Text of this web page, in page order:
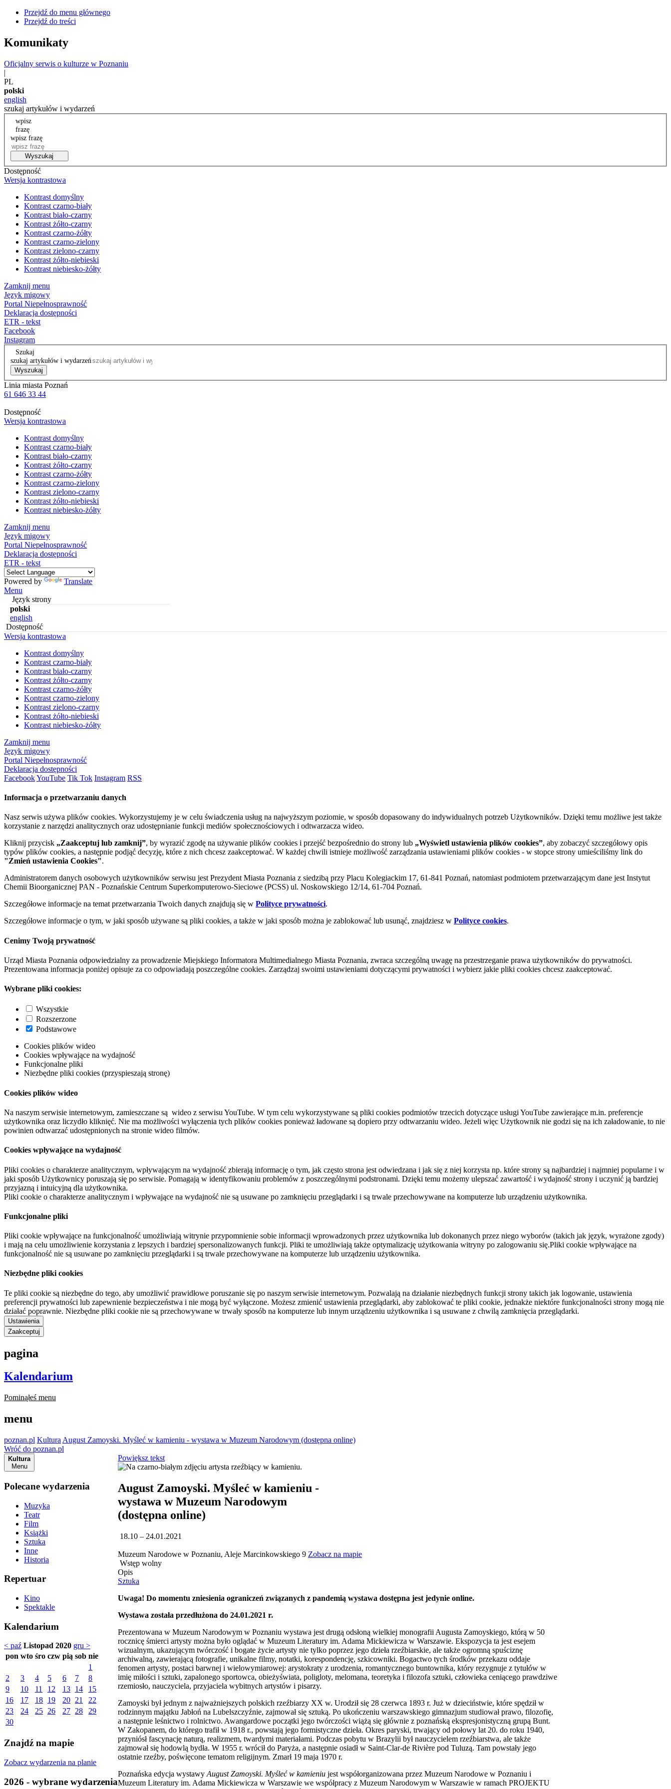
Przejdź do menu głównego
Przejdź do treści
Komunikaty
Oficjalny serwis o kulturze w Poznaniu
|
PL
polski
english
szukaj artykułów i wydarzeń
wpisz
frazę
wpisz frazę
Wyszukaj
Dostępność
Wersja kontrastowa
Kontrast domyślny
Kontrast czarno-biały
Kontrast biało-czarny
Kontrast żółto-czarny
Kontrast czarno-żółty
Kontrast czarno-zielony
Kontrast zielono-czarny
Kontrast żółto-niebieski
Kontrast niebiesko-żółty
Zamknij menu
Język migowy
Portal Niepełnosprawność
Deklaracja dostępności
ETR - tekst
Facebook
Instagram
Szukaj
szukaj artykułów i wydarzeń
Wyszukaj
Linia miasta Poznań
61 646 33 44
Dostępność
Wersja kontrastowa
Kontrast domyślny
Kontrast czarno-biały
Kontrast biało-czarny
Kontrast żółto-czarny
Kontrast czarno-żółty
Kontrast czarno-zielony
Kontrast zielono-czarny
Kontrast żółto-niebieski
Kontrast niebiesko-żółty
Zamknij menu
Język migowy
Portal Niepełnosprawność
Deklaracja dostępności
ETR - tekst
Powered by
Translate
Menu
Język strony
polski
english
Dostępność
Wersja kontrastowa
Kontrast domyślny
Kontrast czarno-biały
Kontrast biało-czarny
Kontrast żółto-czarny
Kontrast czarno-żółty
Kontrast czarno-zielony
Kontrast zielono-czarny
Kontrast żółto-niebieski
Kontrast niebiesko-żółty
Zamknij menu
Język migowy
Portal Niepełnosprawność
Deklaracja dostępności
FacebookYouTube Tik Tok Instagram RSS
Informacja o przetwarzaniu danych
Nasz serwis używa plików cookies. Wykorzystujemy je w celu świadczenia usług na najwyższym poziomie, w sposób dopasowany do indywidualnych potrzeb Użytkowników. Dzięki temu możliwe jest także
korzystanie z narzędzi analitycznych oraz udostępnianie funkcji mediów społecznościowych i odtwarzacza wideo.
Kliknij przycisk „Zaakceptuj lub zamknij”, by wyrazić zgodę na używanie plików cookies i przejść bezpośrednio do strony lub „Wyświetl ustawienia plików cookies”, aby zobaczyć szczegółowy opis
typów plików cookies, a następnie podjąć decyzję, które z nich chcesz zaakceptować. W każdej chwili istnieje możliwość zarządzania ustawieniami plików cookies - w stopce strony umieściliśmy link do
"Zmień ustawienia Cookies".
Administratorem danych osobowych użytkowników serwisu jest Prezydent Miasta Poznania z siedzibą przy Placu Kolegiackim 17, 61-841 Poznań, natomiast podmiotem przetwarzającym dane jest Instytut
Chemii Bioorganicznej PAN - Poznańskie Centrum Superkomputerowo-Sieciowe (PCSS) ul. Noskowskiego 12/14, 61-704 Poznań.
Szczegółowe informacje na temat przetwarzania Twoich danych znajdują się w Polityce prywatności.
Szczegółowe informacje o tym, w jaki sposób używane są pliki cookies, a także w jaki sposób można je zablokować lub usunąć, znajdziesz w Polityce cookies.
Cenimy Twoją prywatność
Urząd Miasta Poznania odpowiedzialny za prowadzenie Miejskiego Informatora Multimedialnego Miasta Poznania, zwraca szczególną uwagę na przestrzeganie prawa użytkowników do prywatności.
Prezentowana informacja poniżej opisuje za co odpowiadają poszczególne cookies. Zarządzaj swoimi ustawieniami dotyczącymi prywatności i wybierz jakie pliki cookies chcesz zaakceptować.
Wybrane pliki cookies:
Wszystkie
Rozszerzone
Podstawowe
Cookies plików wideo
Cookies wpływające na wydajność
Funkcjonalne pliki
Niezbędne pliki cookies (przyspieszają stronę)
Cookies plików wideo
Na naszym serwisie internetowym, zamieszczane są wideo z serwisu YouTube. W tym celu wykorzystywane są pliki cookies podmiotów trzecich dotyczące usługi YouTube zawierające m.in. preferencje
użytkownika oraz liczydło kliknięć. Nie ma możliwości wyłączenia tych plików cookies ponieważ ładowane są dopiero przy odtwarzaniu wideo. Jeżeli więc Użytkownik nie godzi się na ich załadowanie, to nie
powinien odtwarzać udostępnionych na stronie wideo filmów.
Cookies wpływające na wydajność
Pliki cookies o charakterze analitycznym, wpływającym na wydajność zbierają informację o tym, jak często strona jest odwiedzana i jak się z niej korzysta np. które strony są najbardziej i najmniej popularne i w
jaki sposób Użytkownicy poruszają się po serwisie. Pomagają w identyfikowaniu problemów z poszczególnymi podstronami. Dzięki temu możemy ulepszać zawartość i wydajność strony i uczynić ją bardziej
przyjazną i intuicyjną dla użytkownika.
Pliki cookie o charakterze analitycznym i wpływające na wydajność nie są usuwane po zamknięciu przeglądarki i są trwale przechowywane na komputerze lub urządzeniu użytkownika.
Funkcjonalne pliki
Pliki cookie wpływające na funkcjonalność umożliwiają witrynie przypomnienie sobie informacji wprowadzonych przez użytkownika lub dokonanych przez niego wyborów (takich jak język, wyrażone zgody)
i mają na celu umożliwienie korzystania z lepszych i bardziej spersonalizowanych funkcji. Pliki te umożliwiają także optymalizację użytkowania witryny po zalogowaniu się.Pliki cookie wpływające na
funkcjonalność nie są usuwane po zamknięciu przeglądarki i są trwale przechowywane na komputerze lub urządzeniu użytkownika.
Niezbędne pliki cookies
Te pliki cookie są niezbędne do tego, aby umożliwić prawidłowe poruszanie się po naszym serwisie internetowym. Pozwalają na działanie niezbędnych funkcji strony takich jak logowanie, ustawienia
preferencji prywatności lub zapewnienie bezpieczeństwa i nie mogą być wyłączone. Możesz zmienić ustawienia przeglądarki, aby zablokować te pliki cookie, jednakże niektóre funkcjonalności strony mogą nie
działać poprawnie. Niezbędne pliki cookie nie są przechowywane w trwały sposób na komputerze lub innym urządzeniu użytkownika i są usuwane z chwilą zamknięcia przeglądarki.
Ustawienia
Zaakceptuj
pagina
Kalendarium
Pominąłeś menu
menu
poznan.pl Kultura August Zamoyski. Myśleć w kamieniu - wystawa w Muzeum Narodowym (dostępna online)
Wróć do poznan.pl
Kultura
Menu
Polecane wydarzenia
Muzyka
Teatr
Film
Książki
Sztuka
Inne
Historia
Repertuar
Kino
Spektakle
Kalendarium
< paź Listopad 2020 gru >
pon wto śro czw pią sob nie
1
2
3 4 5 6 7
8
9
10 11 12 13 14
15
16
17 18 19 20 21
22
23
24 25 26 27 28
29
30
Znajdź na mapie
Zobacz wydarzenia na planie
2026 - wybrane wydarzenia
Powiększ tekst
August Zamoyski. Myśleć w kamieniu -
wystawa w Muzeum Narodowym
(dostępna online)
18.10 – 24.01.2021
Muzeum Narodowe w Poznaniu, Aleje Marcinkowskiego 9 Zobacz na mapie
Wstęp wolny
Opis
Sztuka
Uwaga! Do momentu zniesienia ograniczeń związanych z pandemią wystawa dostępna jest jedynie online.
Wystawa została przedłużona do 24.01.2021 r.
Prezentowana w Muzeum Narodowym w Poznaniu wystawa jest drugą odsłoną wielkiej monografii Augusta Zamoyskiego, którą w 50
rocznicę śmierci artysty można było oglądać w Muzeum Literatury im. Adama Mickiewicza w Warszawie. Ekspozycja ta jest esejem
wizualnym, ukazującym twórczość i bogate życie artysty nie tylko poprzez jego dzieła rzeźbiarskie, ale także ogromną spuściznę
archiwalną, zawierającą fotografie, unikalne filmy, notatki, korespondencję, szkicowniki. Bogactwo tych środków przekazu oddaje
fenomen artysty, postaci barwnej i wielowymiarowej: arystokraty z urodzenia, romantycznego buntownika, który rezygnuje z tytułów w
imię miłości i sztuki, zapalonego sportowca, obieżyświata, poligloty, melomana, teoretyka i filozofa sztuki, człowieka ceniącego prawdziwe
rzemiosło, nauczyciela, przyjaciela wybitnych artystów i pisarzy.
Zamoyski był jednym z najważniejszych polskich rzeźbiarzy XX w. Urodził się 28 czerwca 1893 r. Już w dzieciństwie, które spędził w
rodzinnym majątku Jabłoń na Lubelszczyźnie, zajmował się sztuką. Po ukończeniu warszawskiego gimnazjum studiował prawo, filozofię,
a następnie leśnictwo i rolnictwo. Awangardowe początki jego twórczości wiążą się głównie z poznańską ekspresjonistyczną grupą Bunt.
W Zakopanem, do którego trafił w 1918 r., powstają jego formistyczne dzieła. Okres paryski, trwający od połowy lat 20. do roku 1940,
przyniósł fascynację naturą, realizmem, twardymi materiałami. Podczas pobytu w Brazylii był nauczycielem rzeźbiarstwa, ale także
zajmował się hodowlą bydła. W 1955 r. wrócił do Paryża, a następnie osiadł w Saint-Clar-de Rivière pod Tuluzą. Tam powstały jego
ostatnie rzeźby, poświęcone tematom religijnym. Zmarł 19 maja 1970 r.
Poznańska edycja wystawy August Zamoyski. Myśleć w kamieniu jest współorganizowana przez Muzeum Narodowe w Poznaniu i
Muzeum Literatury im. Adama Mickiewicza w Warszawie we współpracy z Muzeum Narodowym w Warszawie w ramach PROJEKTU